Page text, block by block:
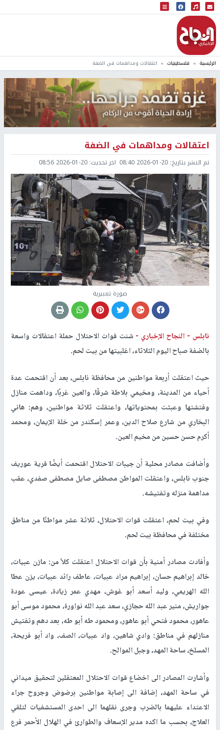
البث المباشر
إذاعة النجاح
الرئيسية فلسطينيات اعتقالات ومداهمات في الضفة
اعتقالات ومداهمات في الضفة
تم النشر بتاريخ: 2026-01-20 08:40 اخر تحديث: 2026-01-20 08:56
صورة تعبيرية
نابلس - النجاح الإخباري - شنت قوات الاحتلال حملة اعتقالات واسعة
بالضفة صباح اليوم الثلاثاء، اغلبيتها من بيت لحم.
حيث اعتقلت أربعة مواطنين من محافظة نابلس، بعد أن اقتحمت عدة
أحياء من المدينة، ومخيمي بلاطة شرقًا، والعين غربًا، وداهمت منازل
وفتشتها وعبثت بمحتوياتها، واعتقلت ثلاثة مواطنين، وهم: هاني
البخاري من شارع صلاح الدين، وعمر إسكندر من خلة الإيمان، ومحمد
أكرم حسن حسين من مخيم العين.
وأضافت مصادر محلية أن جيبات الاحتلال اقتحمت أيضًا قرية عوريف
جنوب نابلس، واعتقلت المواطن مصطفى صايل مصطفى صفدي، عقب
مداهمة منزله وتفتيشه.
وفي بيت لحم، اعتقلت قوات الاحتلال، ثلاثة عشر مواطنًا من مناطق
مختلفة في محافظة بيت لحم.
وأفادت مصادر أمنية بأن قوات الاحتلال اعتقلت كلاً من: مازن عبيات،
خالد إبراهيم حسان، إبراهيم مراد عبيات، عاطف رائد عبيات، يزن عطا
الله الهريمي، وليد أسعد أبو غوش، مهدي عمر زيادة، عيسى عودة
جواريش، منير عبد الله حجازي، سعد عبد الله نواورة، محمود موسى أبو
عاهور، محمود فتحي أبو عاهور، ومحمود طه أبو طه، بعد دهم وتفتيش
منازلهم في مناطق: وادي شاهين، واد عبيات، الصف، واد أبو فريحة،
المسلخ، ساحة المهد، وجبل الموالح.
وأشارت المصادر الى اخضاع قوات الاحتلال المعتقلين لتحقيق ميداني
في ساحة المهد، إضافة الى إصابة مواطنين برضوض وجروح جراء
الاعتداء عليهما بالضرب وجرى نقلهما الى احدى المستشفيات لتلقي
العلاج، بحسب ما اكده مدير الإسعاف والطوارئ في الهلال الأحمر فرع